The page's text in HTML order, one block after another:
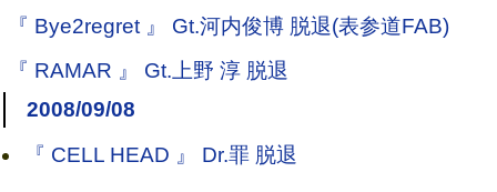
『 Bye2regret 』 Gt.河内俊博 脱退(表参道FAB)
『 RAMAR 』 Gt.上野 淳 脱退
2008/09/08
『 CELL HEAD 』 Dr.罪 脱退